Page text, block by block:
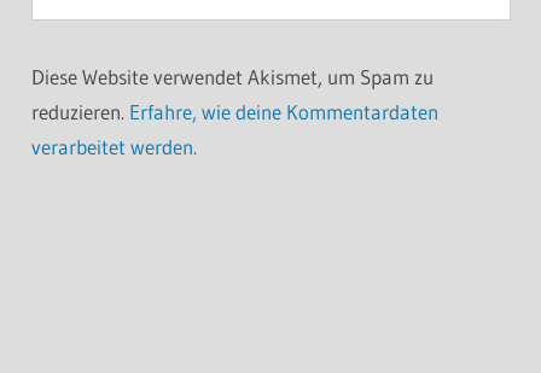
Diese Website verwendet Akismet, um Spam zu
reduzieren. Erfahre, wie deine Kommentardaten
verarbeitet werden.